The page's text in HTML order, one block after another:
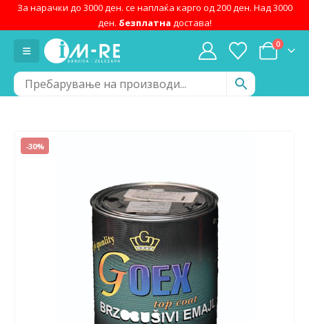
За нарачки до 3000 ден. се наплаќа карго од 200 ден. Над 3000
ден. безплатна достава!
0
-30%